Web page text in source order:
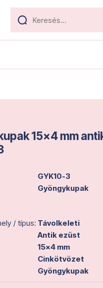
15x4 mm
GYK10-3
Gyöngykupak
/ típus: Távolkeleti
Antik ezüst
15x4 mm
Cinkötvözet
Gyöngykupak